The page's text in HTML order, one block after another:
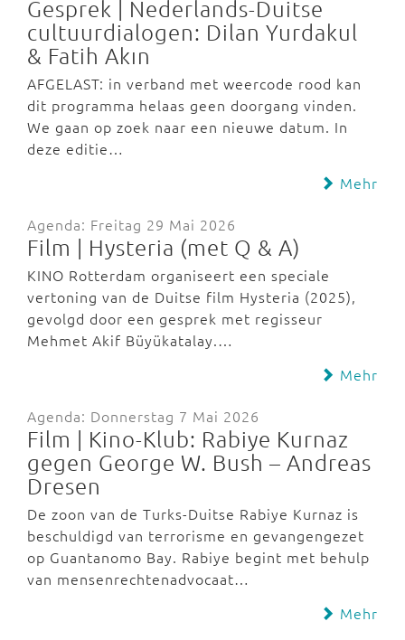
Gesprek | Nederlands-Duitse
cultuurdialogen: Dilan Yurdakul
& Fatih Akın
AFGELAST: in verband met weercode rood kan
dit programma helaas geen doorgang vinden.
We gaan op zoek naar een nieuwe datum. In
deze editie…
Mehr
Agenda: Freitag 29 Mai 2026
Film | Hysteria (met Q & A)
KINO Rotterdam organiseert een speciale
vertoning van de Duitse film Hysteria (2025),
gevolgd door een gesprek met regisseur
Mehmet Akif Büyükatalay.…
Mehr
Agenda: Donnerstag 7 Mai 2026
Film | Kino-Klub: Rabiye Kurnaz
gegen George W. Bush – Andreas
Dresen
De zoon van de Turks-Duitse Rabiye Kurnaz is
beschuldigd van terrorisme en gevangengezet
op Guantanomo Bay. Rabiye begint met behulp
van mensenrechtenadvocaat…
Mehr